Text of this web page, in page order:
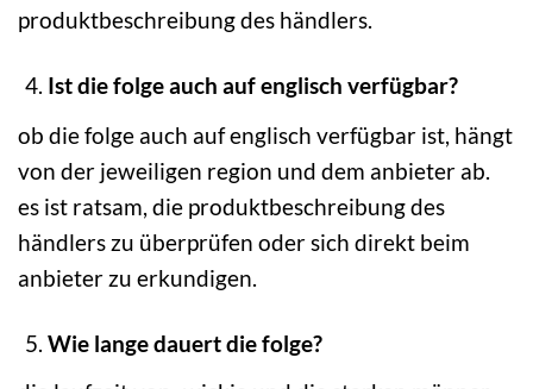
produktbeschreibung des händlers.
Ist die folge auch auf englisch verfügbar?
ob die folge auch auf englisch verfügbar ist, hängt
von der jeweiligen region und dem anbieter ab.
es ist ratsam, die produktbeschreibung des
händlers zu überprüfen oder sich direkt beim
anbieter zu erkundigen.
Wie lange dauert die folge?